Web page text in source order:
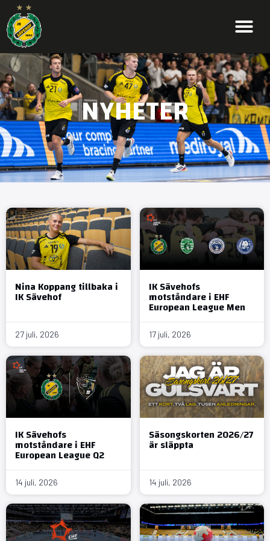
NYHETER
Nina Koppang tillbaka i
IK Sävehof
27 juli, 2026
IK Sävehofs
motståndare i EHF
European League Men
17 juli, 2026
IK Sävehofs
motståndare i EHF
European League Q2
14 juli, 2026
Säsongskorten 2026/27
är släppta
14 juli, 2026